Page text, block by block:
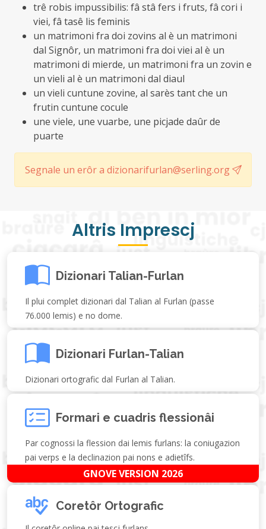
trê robis impussibilis: fâ stâ fers i fruts, fâ cori i
viei, fâ tasê lis feminis
un matrimoni fra doi zovins al è un matrimoni
dal Signôr, un matrimoni fra doi viei al è un
matrimoni di mierde, un matrimoni fra un zovin e
un vieli al è un matrimoni dal diaul
un vieli cuntune zovine, al sarès tant che un
frutin cuntune cocule
une viele, une vuarbe, une picjade daûr de
puarte
Segnale un erôr a dizionarifurlan@serling.org
Altris Imprescj
Dizionari Talian-Furlan
Il plui complet dizionari dal Talian al Furlan (passe
76.000 lemis) e no dome.
Dizionari Furlan-Talian
Dizionari ortografic dal Furlan al Talian.
Formari e cuadris flessionâi
Par cognossi la flession dai lemis furlans: la coniugazion
pai verps e la declinazion pai nons e adietîfs.
GNOVE VERSION 2026
Coretôr Ortografic